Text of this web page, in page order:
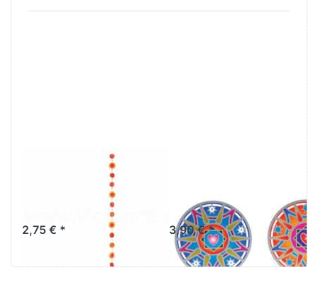
Muschelkette
bicolor orange-
2,75 € *
Ø 5,5 cm
3,90 € *